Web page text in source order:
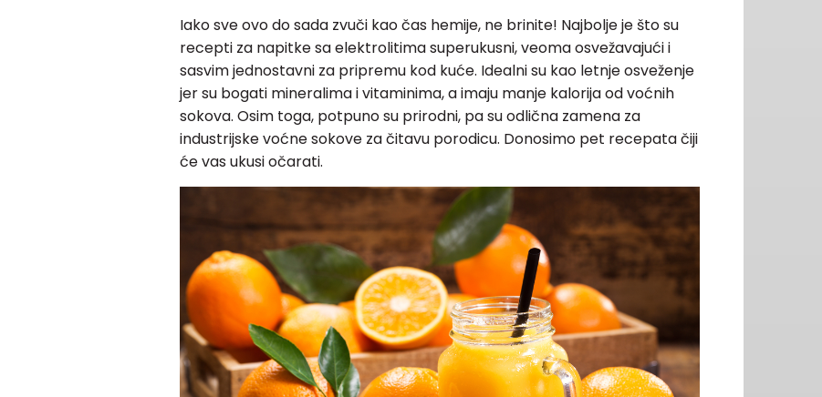
Iako sve ovo do sada zvuči kao čas hemije, ne brinite! Najbolje je što su
recepti za napitke sa elektrolitima superukusni, veoma osvežavajući i
sasvim jednostavni za pripremu kod kuće. Idealni su kao letnje osveženje
jer su bogati mineralima i vitaminima, a imaju manje kalorija od voćnih
sokova. Osim toga, potpuno su prirodni, pa su odlična zamena za
industrijske voćne sokove za čitavu porodicu. Donosimo pet recepata čiji
će vas ukusi očarati.